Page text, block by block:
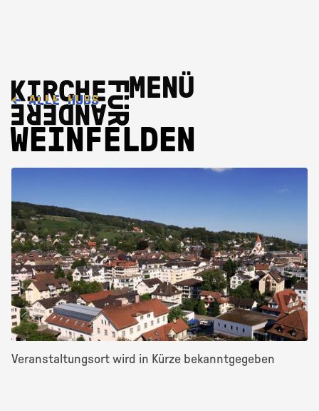
MENÜ
←ALLE HUBS
WEINFELDEN
Veranstaltungsort wird in Kürze bekanntgegeben